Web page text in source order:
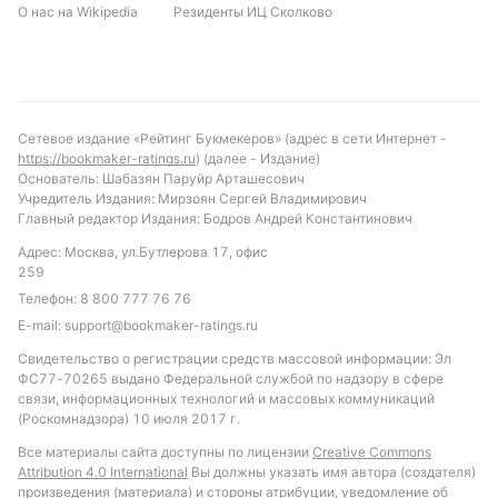
Обновлено:
Подписаться
О нас на Wikipedia Резиденты ИЦ Сколково
Сетевое издание «Рейтинг Букмекеров» (адрес в сети Интернет -
https://bookmaker-ratings.ru) (далее - Издание)
Основатель: Шабазян Паруйр Арташесович
Учредитель Издания: Мирзоян Сергей Владимирович
Главный редактор Издания: Бодров Андрей Константинович
Адрес: Москва, ул.Бутлерова 17, офис
259
Телефон: 8 800 777 76 76
E-mail: support@bookmaker-ratings.ru
Свидетельство о регистрации средств массовой информации: Эл
ФС77-70265 выдано Федеральной службой по надзору в сфере
связи, информационных технологий и массовых коммуникаций
(Роскомнадзора) 10 июля 2017 г.
Все материалы сайта доступны по лицензии Creative Commons
Attribution 4.0 International Вы должны указать имя автора (создателя)
произведения (материала) и стороны атрибуции, уведомление об